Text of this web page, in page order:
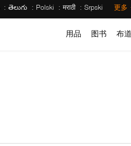
తెలుగు Polski मराठी Srpski 更多
用品 图书 布道